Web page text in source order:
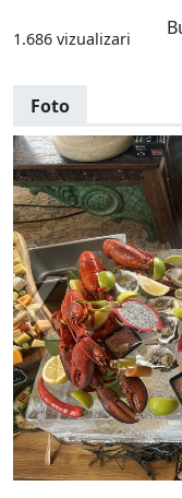
1.686 vizualizari
Foto